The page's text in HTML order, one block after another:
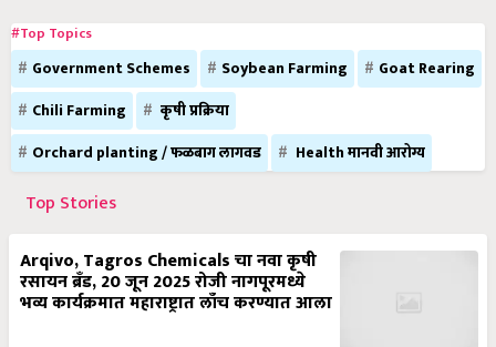
#Top Topics
Government Schemes Soybean Farming
Goat Rearing
Chili Farming
कृषी प्रक्रिया
Orchard planting / फळबाग लागवड
Health मानवी आरोग्य
Top Stories
Arqivo, Tagros Chemicals चा नवा कृषी
रसायन ब्रँड, 20 जून 2025 रोजी नागपूरमध्ये
भव्य कार्यक्रमात महाराष्ट्रात लाँच करण्यात आला